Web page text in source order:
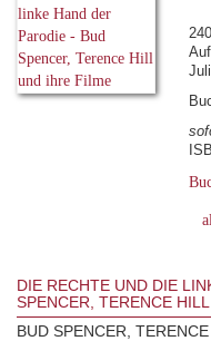
DIE RECHTE UND DIE
SPENCER, TERENCE
BUD SPENCER,